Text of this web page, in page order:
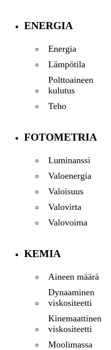
ENERGIA
Energia
Lämpötila
Polttoaineen
kulutus
Teho
FOTOMETRIA
Luminanssi
Valoenergia
Valoisuus
Valovirta
Valovoima
KEMIA
Aineen määrä
Dynaaminen
viskositeetti
Kinemaattinen
viskositeetti
Moolimassa